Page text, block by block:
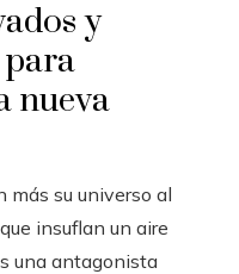
y
para
nueva
más su universo al
insuflan un aire
una antagonista